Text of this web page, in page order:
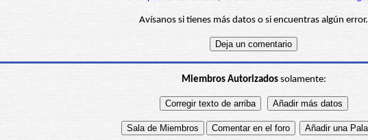
Avísanos si tienes más datos o si encuentras algún error.
Miembros Autorizadossolamente: